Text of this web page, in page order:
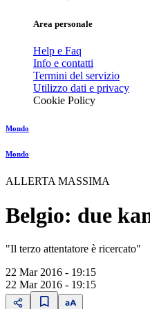
Area personale
Help e Faq
Info e contatti
Termini del servizio
Utilizzo dati e privacy
Cookie Policy
Mondo
Mondo
ALLERTA MASSIMA
Belgio: due
"Il terzo attentatore è ricercato"
22 Mar 2016 - 19:15
22 Mar 2016 - 19:15